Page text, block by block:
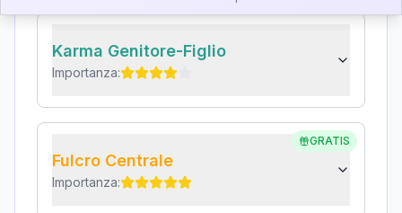
Karma Genitore-Figlio
Importanza:
GRATIS
Fulcro Centrale
Importanza: